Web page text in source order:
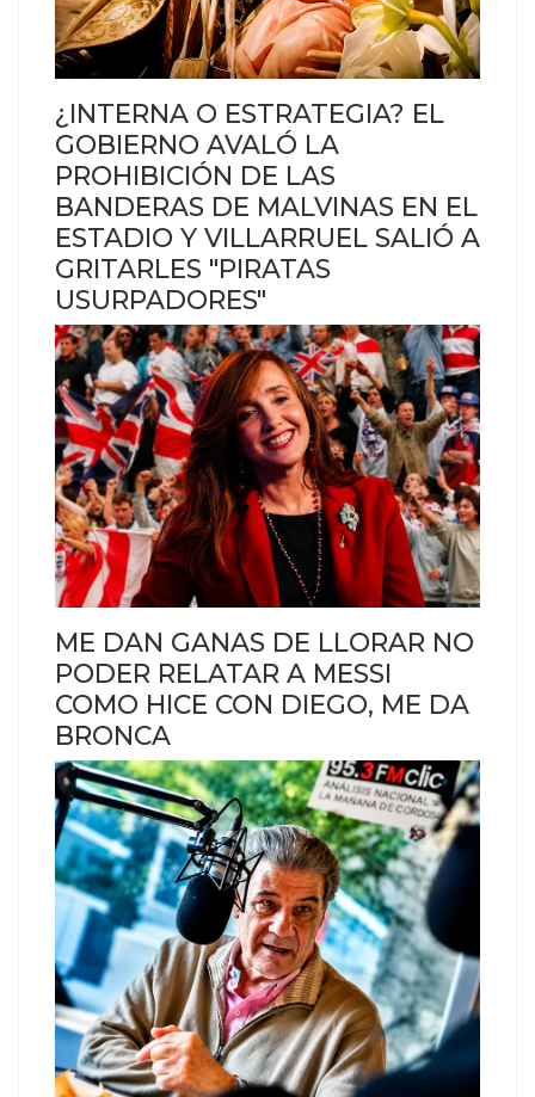
¿INTERNA O ESTRATEGIA? EL
GOBIERNO AVALÓ LA
PROHIBICIÓN DE LAS
BANDERAS DE MALVINAS EN EL
ESTADIO Y VILLARRUEL SALIÓ A
GRITARLES "PIRATAS
USURPADORES"
ME DAN GANAS DE LLORAR NO
PODER RELATAR A MESSI
COMO HICE CON DIEGO, ME DA
BRONCA